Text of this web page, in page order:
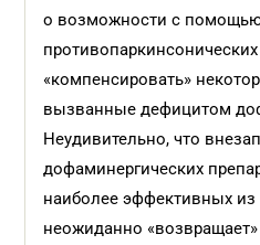
о возможности с
противопаркинсонических
«компенсировать»
вызванные дефицитом
Неудивительно, что
дофаминергических
наиболее эффективных
неожиданно